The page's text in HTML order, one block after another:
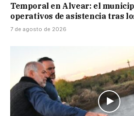
Temporal en Alvear: el
operativos de asistencia tras
7 de agosto de 2026